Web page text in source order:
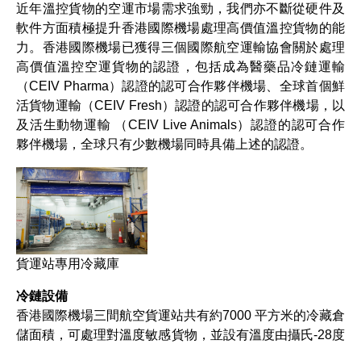
近年溫控貨物的空運市場需求強勁，我們亦不斷從硬件及
軟件方面積極提升香港國際機場處理高價值溫控貨物的能
力。香港國際機場已獲得三個國際航空運輸協會關於處理
高價值溫控空運貨物的認證，包括成為醫藥品冷鏈運輸
（CEIV Pharma）認證的認可合作夥伴機場、全球首個鮮
活貨物運輸（CEIV Fresh）認證的認可合作夥伴機場，以
及活生動物運輸 （CEIV Live Animals）認證的認可合作
夥伴機場，全球只有少數機場同時具備上述的認證。
貨運站專用冷藏庫
冷鏈設備
香港國際機場三間航空貨運站共有約7000 平方米的冷藏倉
儲面積，可處理對溫度敏感貨物，並設有溫度由攝氏-28度